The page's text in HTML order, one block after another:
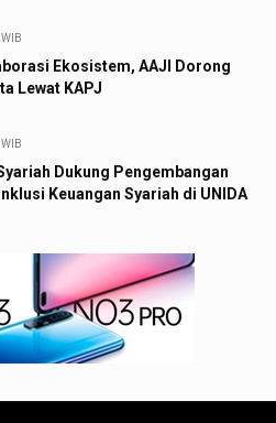
Ekosistem, AAJI Dorong
Lewat KAPJ
Dukung Pengembangan
Keuangan Syariah di UNIDA